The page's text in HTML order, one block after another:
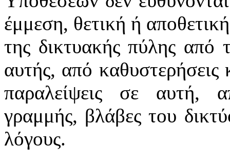
έμμεση, θετική ή
της δικτυακής πύλης
αυτής, από
παραλείψεις σε αυτή,
γραμμής, βλάβες του
λόγους.